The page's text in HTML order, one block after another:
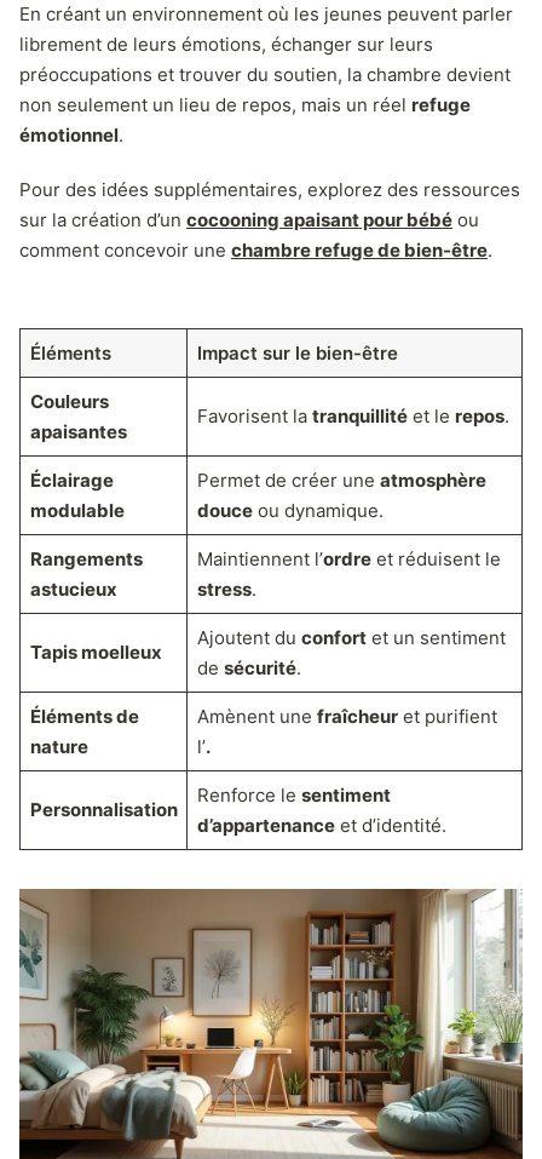
En créant un environnement où les jeunes peuvent parler
librement de leurs émotions, échanger sur leurs
préoccupations et trouver du soutien, la chambre devient
non seulement un lieu de repos, mais un réel refuge
émotionnel.
Pour des idées supplémentaires, explorez des ressources
sur la création d’un cocooning apaisant pour bébé ou
comment concevoir une chambre refuge de bien-être.
Éléments Impact sur le bien-être
Couleurs
apaisantes
Favorisent la tranquillitéet le repos.
Éclairage
modulable
Permet de créer une atmosphère
douceou dynamique.
Rangements
astucieux
Maintiennent l’ordreet réduisent le
stress.
Tapis moelleux
Ajoutent du confortet un sentiment
de sécurité.
Éléments de
nature
Amènent une fraîcheuret purifient
l’.
Personnalisation
Renforce le sentiment
d’appartenanceet d’identité.